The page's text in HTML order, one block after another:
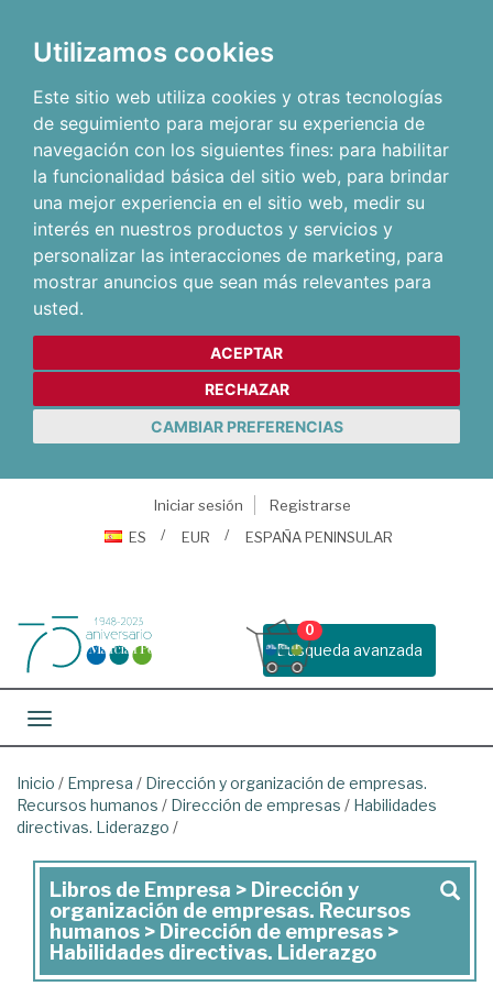
Utilizamos cookies
Este sitio web utiliza cookies y otras tecnologías
de seguimiento para mejorar su experiencia de
navegación con los siguientes fines: para habilitar
la funcionalidad básica del sitio web, para brindar
una mejor experiencia en el sitio web, medir su
interés en nuestros productos y servicios y
personalizar las interacciones de marketing, para
mostrar anuncios que sean más relevantes para
usted.
ACEPTAR
RECHAZAR
CAMBIAR PREFERENCIAS
Iniciar sesión
Registrarse
ES
EUR ESPAÑA PENINSULAR
Busqueda avanzada
0
Toggle navigation
Inicio / Empresa / Dirección y organización de empresas.
Recursos humanos / Dirección de empresas / Habilidades
directivas. Liderazgo /
Libros
de
Empresa
Libros de Empresa > Dirección y
organización de empresas. Recursos
humanos > Dirección de empresas >
Habilidades directivas. Liderazgo